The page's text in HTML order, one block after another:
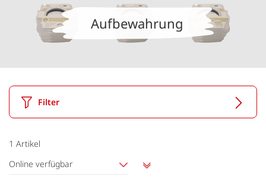
Aufbewahrung
Filter
1 Artikel
Online verfügbar